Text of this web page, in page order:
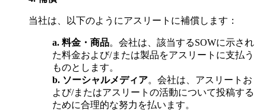
当社は、以下のようにアスリートに補償します：
a. 料金・商品。会社は、該当するSOWに示され
た料金および/または製品をアスリートに支払う
ものとします。
b. ソーシャルメディア。会社は、アスリートお
よび/またはアスリートの活動について投稿する
ために合理的な努力を払います。